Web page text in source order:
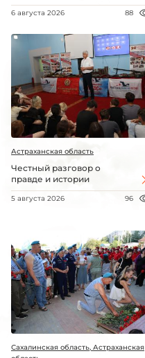
6 августа 2026 88
Астраханская область
Честный разговор о
правде и истории
5 августа 2026 96
Сахалинская область, Астраханская